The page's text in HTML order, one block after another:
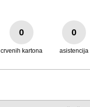
0
crvenih kartona
0
asistencija